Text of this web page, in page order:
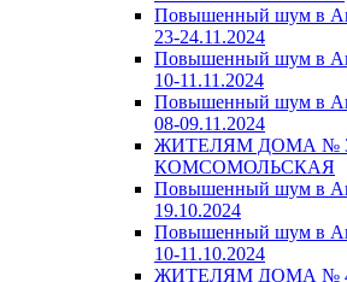
Повышенный шум в
23-24.11.2024
Повышенный шум в
10-11.11.2024
Повышенный шум в
08-09.11.2024
ЖИТЕЛЯМ ДОМА №
КОМСОМОЛЬСКАЯ
Повышенный шум в
19.10.2024
Повышенный шум в
10-11.10.2024
ЖИТЕЛЯМ ДОМА №